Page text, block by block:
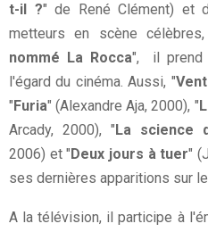
t-il ?" de René Clément) et
metteurs en scène
nommé La Rocca", il prend
l'égard du cinéma. Aussi, "
" Furia" (Alexandre Aja, 2000), "
Arcady, 2000), " La science
2006) et " Deux jours à tuer"
ses dernières apparitions sur
A la télévision, il participe à